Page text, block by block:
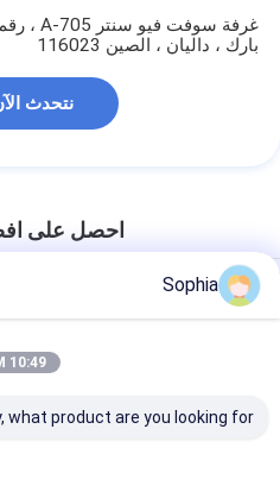
بارك ، داليان ، الصين 116023
نتحدث
احصل على
صمغ
Sophia
10:49 PM
what product are you looking for?